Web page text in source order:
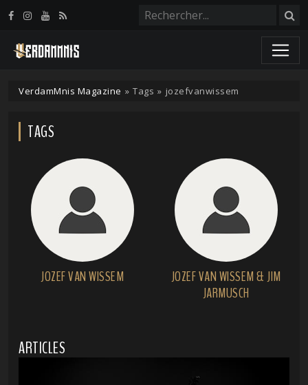
VerdamMnis Magazine » Tags » jozefvanwissem
TAGS
JOZEF VAN WISSEM
JOZEF VAN WISSEM & JIM
JARMUSCH
ARTICLES
Panneau de gestion des cookies